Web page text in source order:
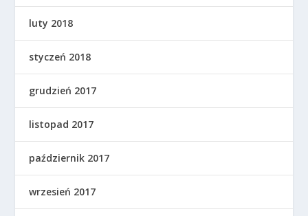
luty 2018
styczeń 2018
grudzień 2017
listopad 2017
październik 2017
wrzesień 2017